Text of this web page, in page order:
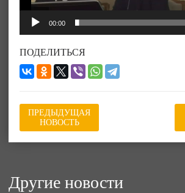
00:00
ПОДЕЛИТЬСЯ
ПРЕДЫДУЩАЯ
НОВОСТЬ
Другие новости